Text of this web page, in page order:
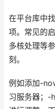
在平台库中
项。常见的
多核处理等
刻。
例如添加-
习服务器；-